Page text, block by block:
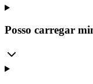
Posso carregar